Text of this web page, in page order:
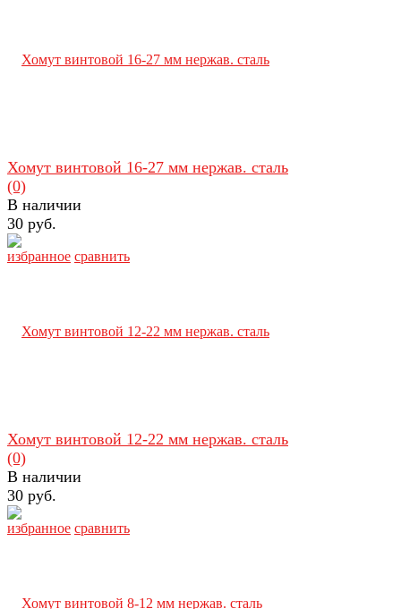
избранное сравнить
Хомут винтовой 16-27 мм нержав. сталь
(0)
В наличии
30 руб.
избранное сравнить
Хомут винтовой 12-22 мм нержав. сталь
(0)
В наличии
30 руб.